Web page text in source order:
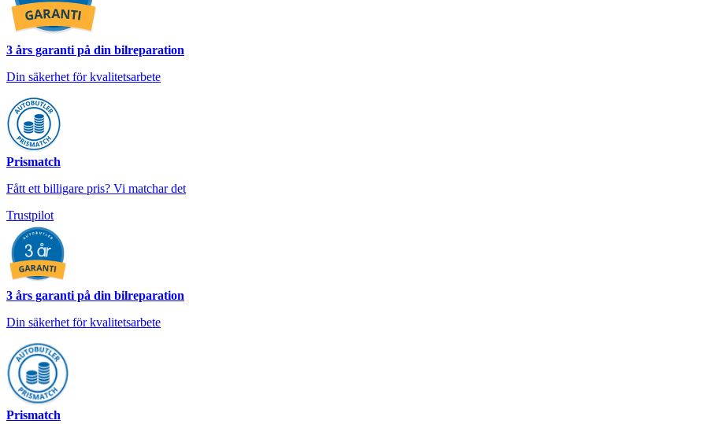
3 års garanti på din bilreparation
Din säkerhet för kvalitetsarbete
Prismatch
Fått ett billigare pris? Vi matchar det
Trustpilot
3 års garanti på din bilreparation
Din säkerhet för kvalitetsarbete
Prismatch